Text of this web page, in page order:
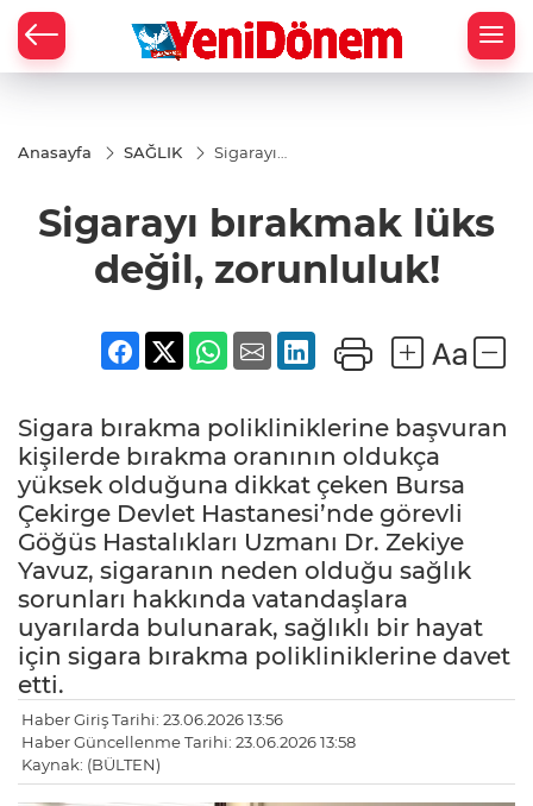
Anasayfa SAĞLIK
Sigarayı
zorunluluk!
Sigarayı bırakmak lüks
değil, zorunluluk!
Sigara bırakma polikliniklerine başvuran
kişilerde bırakma oranının oldukça
yüksek olduğuna dikkat çeken Bursa
Çekirge Devlet Hastanesi’nde görevli
Göğüs Hastalıkları Uzmanı Dr. Zekiye
Yavuz, sigaranın neden olduğu sağlık
sorunları hakkında vatandaşlara
uyarılarda bulunarak, sağlıklı bir hayat
için sigara bırakma polikliniklerine davet
etti.
Haber Giriş Tarihi: 23.06.2026 13:56
Haber Güncellenme Tarihi: 23.06.2026 13:58
Kaynak: (BÜLTEN)